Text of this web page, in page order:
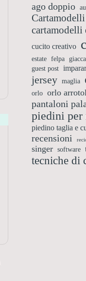
ago doppio
Cartamodelli
cartamodelli
cucito creativo
estate felpa giacca
guest post
jersey maglia
orlo orlo
pantaloni
piedini per
piedino taglia e
recensioni
singer software
tecniche di